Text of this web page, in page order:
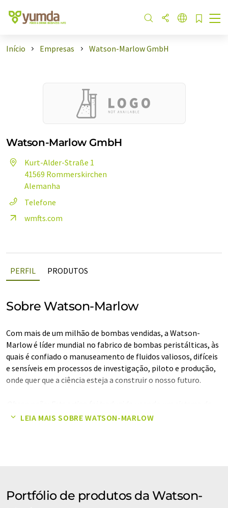
Início Empresas Watson-Marlow GmbH
Watson-Marlow GmbH
Kurt-Alder-Straße 1
41569 Rommerskirchen
Alemanha
Telefone
wmfts.com
PERFIL PRODUTOS
Sobre Watson-Marlow
Com mais de um milhão de bombas vendidas, a Watson-
Marlow é líder mundial no fabrico de bombas peristálticas, às
quais é confiado o manuseamento de fluidos valiosos, difíceis
e sensíveis em processos de investigação, piloto e produção,
onde quer que a ciência esteja a construir o nosso futuro.
computador sem intervenção humana. A LUMITOS oferece
LEIA MAIS SOBRE WATSON-MARLOW
Portfólio de produtos da Watson-